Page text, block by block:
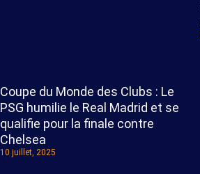
Coupe du Monde des Clubs : Le
PSG humilie le Real Madrid et se
qualifie pour la finale contre
Chelsea
10 juillet, 2025